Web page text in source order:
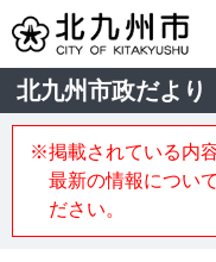
北九州市政だより
※掲載されている内
最新の情報につい
ださい。